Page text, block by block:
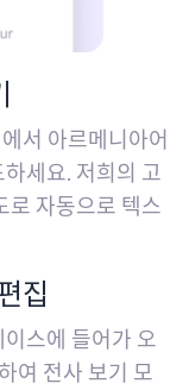
서 아르메니아어
세요. 저희의 고
로 자동으로 텍스
집
스에 들어가 오
여 전사 보기 모